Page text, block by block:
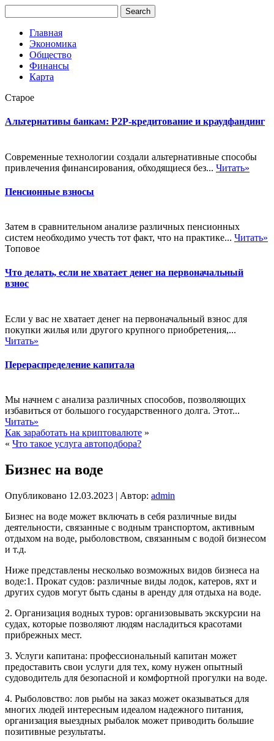
Главная
Экономика
Общество
Финансы
Карта
Старое
Альтернативы банкам: P2P-кредитование и краудфандинг
Современные технологии создали альтернативные способы
привлечения финансирования, обходящиеся без... Читать»
Пенсионные взносы
Затем в сравнительном анализе различных пенсионных
систем необходимо учесть тот факт, что на практике... Читать»
Топовое
Что делать, если не хватает денег на первоначальный
взнос
Если у вас не хватает денег на первоначальный взнос для
покупки жилья или другого крупного приобретения,...
Читать»
Перераспределение капитала
Мы начнем с анализа различных способов, позволяющих
избавиться от большого государственного долга. Этот...
Читать»
Как заработать на криптовалюте »
« Что такое услуга автоподбора?
Бизнес на воде
Опубликовано 12.03.2023 | Автор: admin
Бизнес на воде может включать в себя различные виды
деятельности, связанные с водным транспортом, активным
отдыхом на воде, рыболовством, связанным с водой бизнесом
и т.д.
Ниже представлены несколько возможных видов бизнеса на
воде:1. Прокат судов: различные виды лодок, катеров, яхт и
других судов могут быть сданы в аренду для отдыха на воде.
2. Организация водных туров: организовывать экскурсии на
судах, которые позволяют людям насладиться красотами
прибрежных мест.
3. Услуги капитана: профессиональный капитан может
предоставить свои услуги для тех, кому нужен опытный
судоводитель для безопасной и комфортной прогулки на воде.
4. Рыболовство: лов рыбы на заказ может оказываться для
многих людей интересным идеалом надежного питания,
организация выездных рыбалок может приводить большие
позитивные результаты.